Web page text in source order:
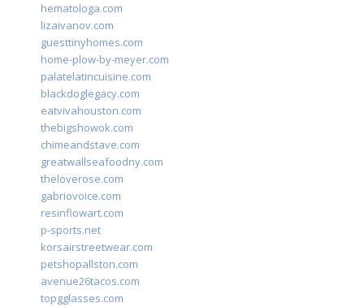
hematologa.com
lizaivanov.com
guesttinyhomes.com
home-plow-by-meyer.com
palatelatincuisine.com
blackdoglegacy.com
eatvivahouston.com
thebigshowok.com
chimeandstave.com
greatwallseafoodny.com
theloverose.com
gabriovoice.com
resinflowart.com
p-sports.net
korsairstreetwear.com
petshopallston.com
avenue26tacos.com
topgglasses.com